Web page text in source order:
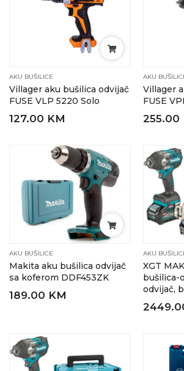
AKU BUŠILICE
Villager aku bušilica odvijač
FUSE VLP 5220 Solo
127.00 KM
AKU
Villager
FUSE
255.00
AKU BUŠILICE
Makita aku bušilica odvijač
sa koferom DDF453ZK
189.00 KM
AKU
XGT
bušilica-
odvijač,